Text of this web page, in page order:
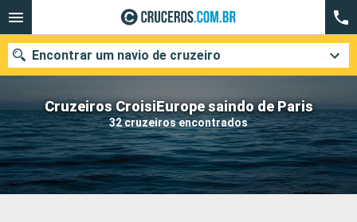
Cruzeiros CroisiEurope saindo de Paris
32 cruzeiros encontrados
Encontrar um navio de cruzeiro
Quando ir?
Data de partida